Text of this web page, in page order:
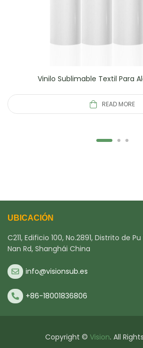
Vinilo Sublimable Textil Para
READ MORE
UBICACIÓN
C211, Edificio 100, No.2891, Distrito de
Nan Rd, Shanghái China
info@visionsub.es
+86-18001836806
Copyright © Vision. All